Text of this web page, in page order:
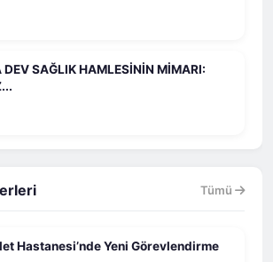
DEV SAĞLIK HAMLESİNİN MİMARI:
Tümü
Hastanesi’nde Yeni Görevlendirme